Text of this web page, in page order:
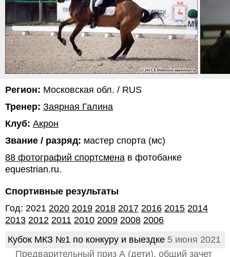
Регион: Московская обл. / RUS
Тренер: Заярная Галина
Клуб: Акрон
Звание / разряд: мастер спорта (мс)
88 фотографий спортсмена в фотобанке
equestrian.ru.
Спортивные результаты
Год: 2021 2020 2019 2018 2017 2016 2015 2014
2013 2012 2011 2010 2009 2008 2006
Кубок МКЗ №1 по конкуру и выездке 5 июня 2021
Предварительный приз А (дети), общий зачет